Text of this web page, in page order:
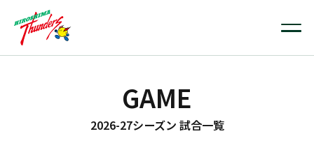
GAME
2026-27シーズン 試合一覧